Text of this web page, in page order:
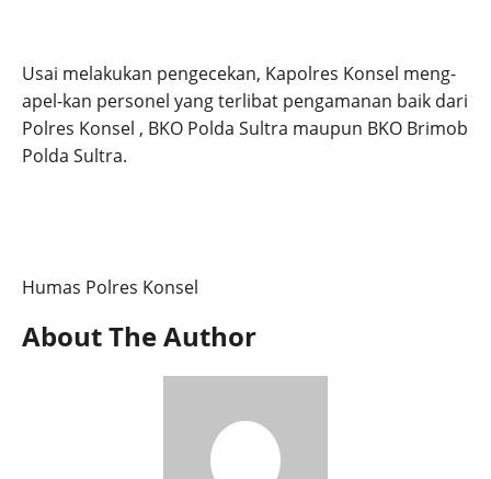
Usai melakukan pengecekan, Kapolres Konsel meng-
apel-kan personel yang terlibat pengamanan baik dari
Polres Konsel , BKO Polda Sultra maupun BKO Brimob
Polda Sultra.
Humas Polres Konsel
About The Author